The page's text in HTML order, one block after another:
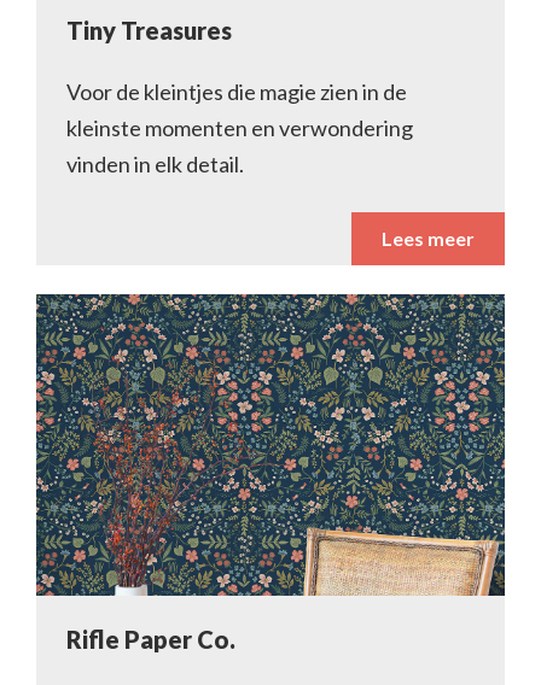
Tiny Treasures
Voor de kleintjes die magie zien in de
kleinste momenten en verwondering
vinden in elk detail.
Lees meer
Rifle Paper Co.